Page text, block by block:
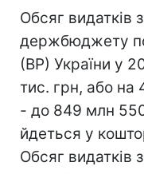
Обсяг видатків
держбюджету
(ВР) України у
тис. грн, або на
- до 849 млн
йдеться у
Обсяг видатків